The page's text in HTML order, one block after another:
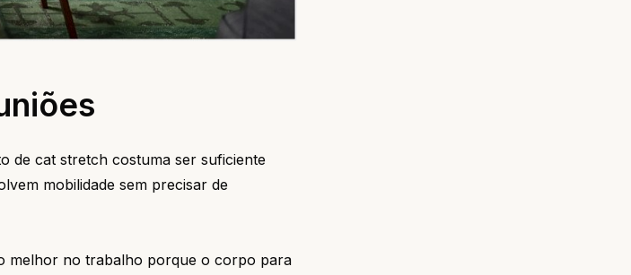
de cat stretch costuma ser suficiente
mobilidade sem precisar de
melhor no trabalho porque o corpo para